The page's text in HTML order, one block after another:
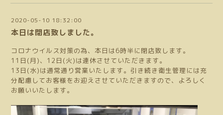
2020-05-10 18:32:00
本日は閉店致しました。
コロナウイルス対策の為、本日は6時半に閉店致します。
11日(月)、12日(火)は連休させていただきます。
13日(水)は通常通り営業いたします。引き続き衛生管理には充
分配慮してお客様をお迎えさせていただきますので、よろしく
お願いいたします。